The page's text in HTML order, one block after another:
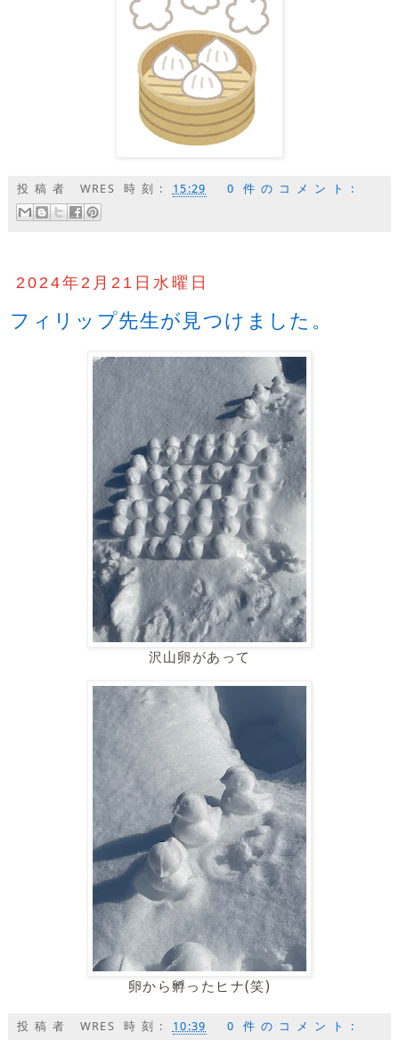
投稿者 WRES 時刻: 15:29 0 件のコメント:
2024年2月21日水曜日
フィリップ先生が見つけました。
沢山卵があって
卵から孵ったヒナ(笑)
投稿者 WRES 時刻: 10:39 0 件のコメント: